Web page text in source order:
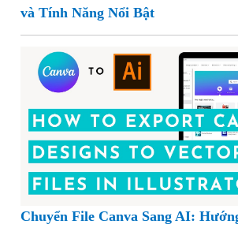
và Tính Năng Nổi Bật
Chuyển File Canva Sang AI: